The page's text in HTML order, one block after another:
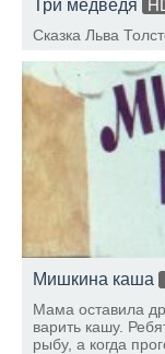
Три медведя
Сказка Льва
Мишкина каша
Мама оставила
варить кашу.
рыбу, а когда